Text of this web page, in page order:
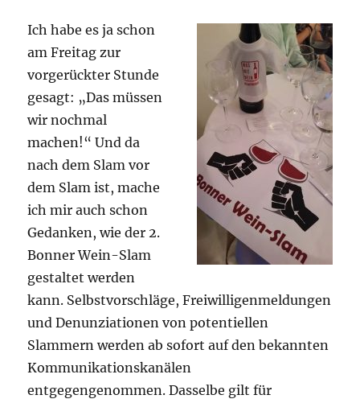
Ich habe es ja schon
am Freitag zur
vorgerückter Stunde
gesagt: „Das müssen
wir nochmal
machen!“ Und da
nach dem Slam vor
dem Slam ist, mache
ich mir auch schon
Gedanken, wie der 2.
Bonner Wein-Slam
gestaltet werden
kann. Selbstvorschläge, Freiwilligenmeldungen
und Denunziationen von potentiellen
Slammern werden ab sofort auf den bekannten
Kommunikationskanälen
entgegengenommen. Dasselbe gilt für